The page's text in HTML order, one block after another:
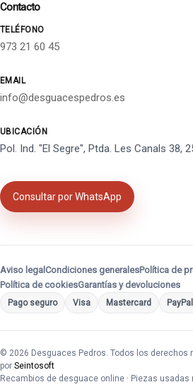
Contacto
TELÉFONO
973 21 60 45
EMAIL
info@desguacespedros.es
UBICACIÓN
Pol. Ind. "El Segre", Ptda. Les Canals 38,
Consultar por WhatsApp
Aviso legal Condiciones generalesPolítica de
Política de cookiesGarantías y devoluciones
Pago seguro Visa Mastercard PayPal
© 2026 Desguaces Pedros. Todos los derechos
por Seintosoft
Recambios de desguace online · Piezas usadas